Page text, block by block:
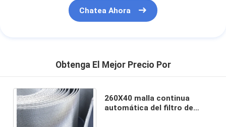
Chatea Ahora
Obtenga El Mejor Precio Por
260X40 malla continua
automática del filtro de